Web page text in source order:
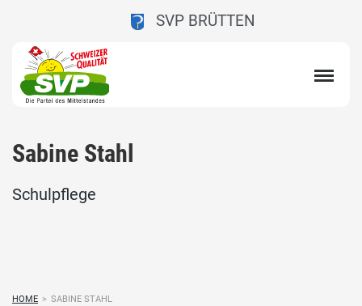
SVP BRÜTTEN
Sabine Stahl
Schulpflege
HOME > SABINE STAHL